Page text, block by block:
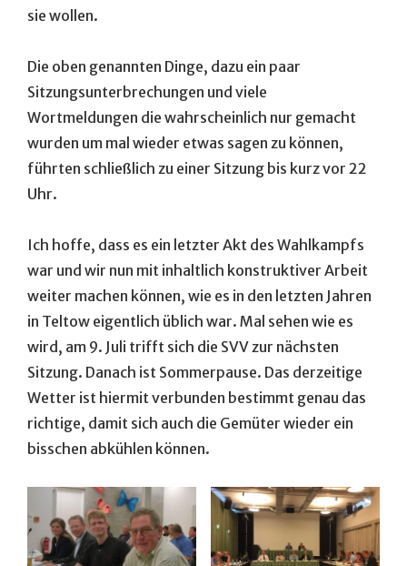
sie wollen.
Die oben genannten Dinge, dazu ein paar
Sitzungsunterbrechungen und viele
Wortmeldungen die wahrscheinlich nur gemacht
wurden um mal wieder etwas sagen zu können,
führten schließlich zu einer Sitzung bis kurz vor 22
Uhr.
Ich hoffe, dass es ein letzter Akt des Wahlkampfs
war und wir nun mit inhaltlich konstruktiver Arbeit
weiter machen können, wie es in den letzten Jahren
in Teltow eigentlich üblich war. Mal sehen wie es
wird, am 9. Juli trifft sich die SVV zur nächsten
Sitzung. Danach ist Sommerpause. Das derzeitige
Wetter ist hiermit verbunden bestimmt genau das
richtige, damit sich auch die Gemüter wieder ein
bisschen abkühlen können.